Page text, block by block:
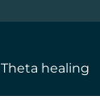
Theta healing